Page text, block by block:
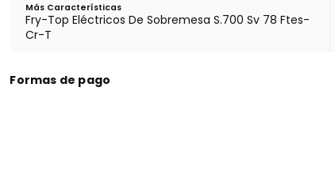
Más Características
Fry-Top Eléctricos De Sobremesa S.700 Sv 78 Ftes-
Cr-T
Formas de pago